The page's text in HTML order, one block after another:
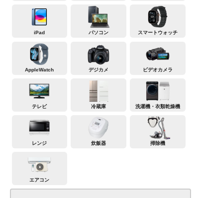
iPad パソコン スマートウォッチ
AppleWatch デジカメ ビデオカメラ
テレビ 冷蔵庫 洗濯機・衣類乾燥機
レンジ 炊飯器 掃除機
エアコン